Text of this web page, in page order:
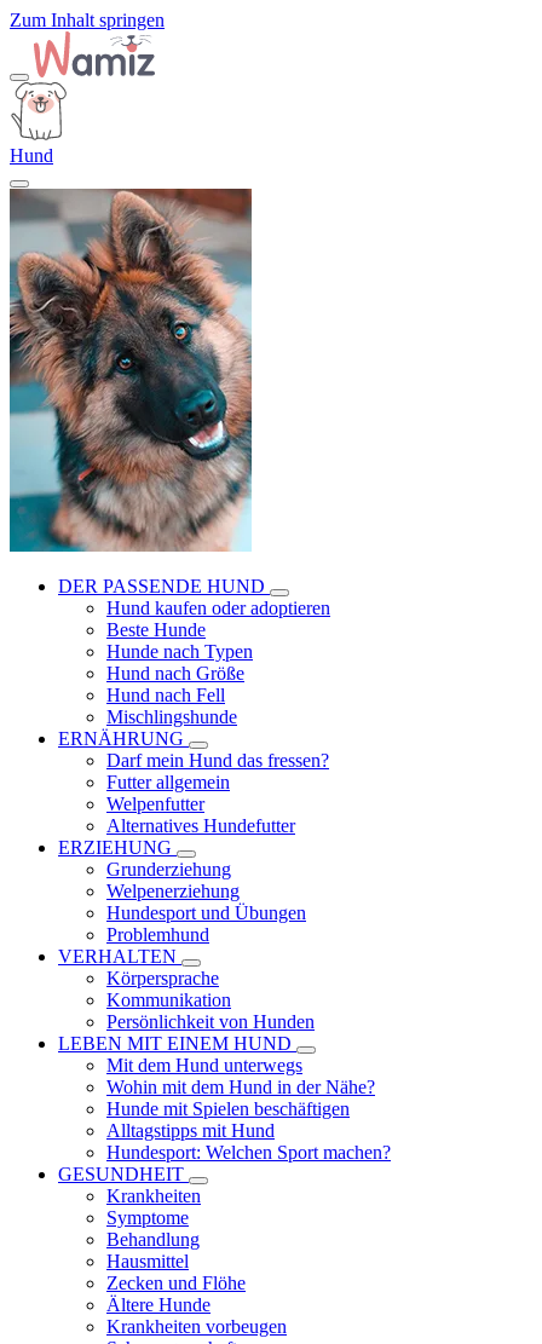
Zum Inhalt springen
Hund
DER PASSENDE HUND
Hund kaufen oder adoptieren
Beste Hunde
Hunde nach Typen
Hund nach Größe
Hund nach Fell
Mischlingshunde
ERNÄHRUNG
Darf mein Hund das fressen?
Futter allgemein
Welpenfutter
Alternatives Hundefutter
ERZIEHUNG
Grunderziehung
Welpenerziehung
Hundesport und Übungen
Problemhund
VERHALTEN
Körpersprache
Kommunikation
Persönlichkeit von Hunden
LEBEN MIT EINEM HUND
Mit dem Hund unterwegs
Wohin mit dem Hund in der Nähe?
Hunde mit Spielen beschäftigen
Alltagstipps mit Hund
Hundesport: Welchen Sport machen?
GESUNDHEIT
Krankheiten
Symptome
Behandlung
Hausmittel
Zecken und Flöhe
Ältere Hunde
Krankheiten vorbeugen